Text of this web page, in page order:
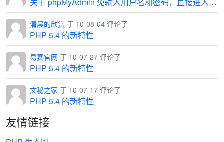
清晨的欣赏 于 10-08-04 评论了
PHP 5.4 的新特性
易赛官网 于 10-07-27 评论了
PHP 5.4 的新特性
文秘之家 于 10-07-17 评论了
PHP 5.4 的新特性
友情链接